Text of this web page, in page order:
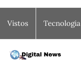
para
o
conteúdo
Vistos Tecnologia